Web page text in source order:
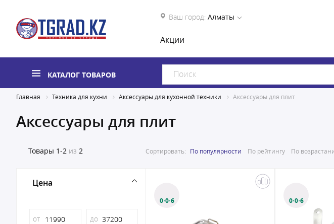
Ваш город: Алматы
Акции
КАТАЛОГ ТОВАРОВ
Главная Техника для кухни Аксессуары для кухонной техники Аксессуары для плит
Аксессуары для плит
Товары 1-2 из 2 Сортировать: По популярности По рейтингу По
Цена
от до
0·0·6 0·0·6